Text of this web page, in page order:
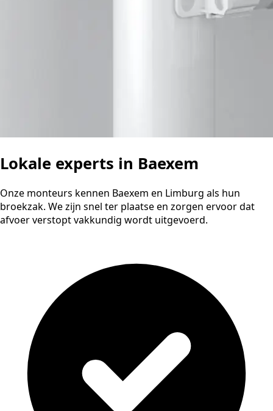
Lokale experts in Baexem
Onze monteurs kennen Baexem en Limburg als hun
broekzak. We zijn snel ter plaatse en zorgen ervoor dat
afvoer verstopt vakkundig wordt uitgevoerd.